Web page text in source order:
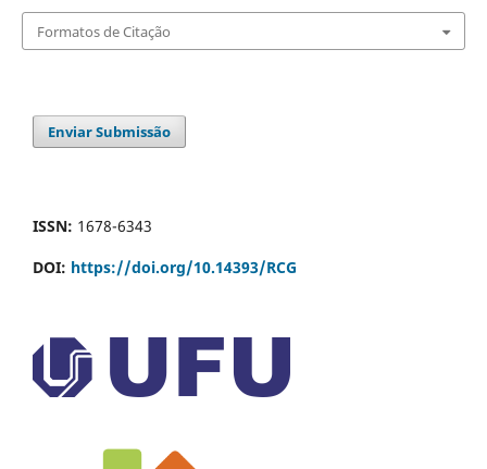
Formatos de Citação
Enviar Submissão
ISSN: 1678-6343
DOI: https://doi.org/10.14393/RCG